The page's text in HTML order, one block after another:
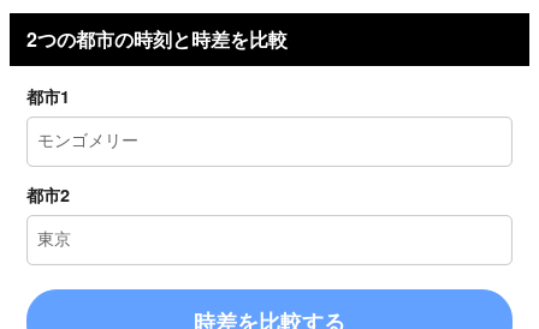
2つの都市の時刻と時差を比較
都市1
都市2
時差を比較する